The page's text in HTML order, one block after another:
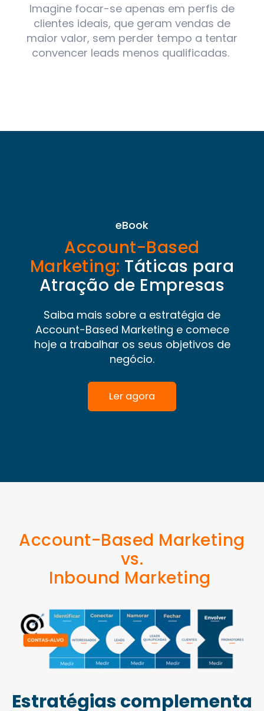
Imagine focar-se apenas em perfis de
clientes ideais, que geram vendas de
maior valor, sem perder tempo a tentar
convencer leads menos qualificadas.
eBook
Account-Based
Marketing: Táticas para
Atração de Empresas
Saiba mais sobre a estratégia de
Account-Based Marketing e comece
hoje a trabalhar os seus objetivos de
negócio.
Ler agora
Account-Based Marketing
vs.
Inbound Marketing
Estratégias complementa